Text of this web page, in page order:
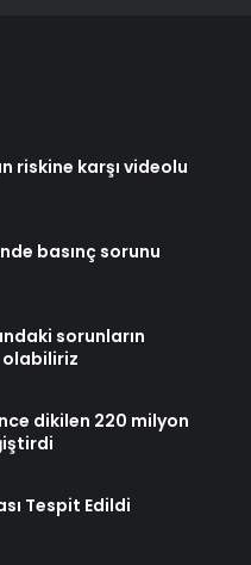
riskine karşı videolu
basınç sorunu
sorunların
dikilen 220 milyon
Tespit Edildi